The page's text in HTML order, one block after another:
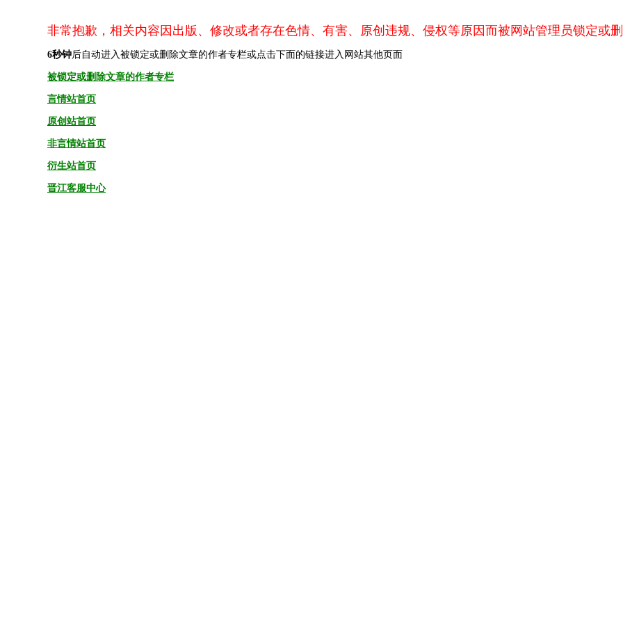
非常抱歉，相关内容因出版、修改或者存在色情、有害、原创违规、侵权等原因而被网站管理员锁定或
6秒钟后自动进入被锁定或删除文章的作者专栏或点击下面的链接进入网站其他页面
被锁定或删除文章的作者专栏
言情站首页
原创站首页
非言情站首页
衍生站首页
晋江客服中心